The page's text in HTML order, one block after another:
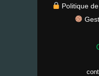
Politique